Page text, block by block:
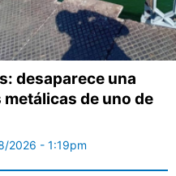
desaparece una
de uno de
2026 - 1:19pm